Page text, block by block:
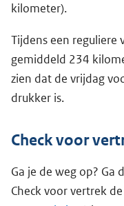
kilometer).
Tijdens een reguliere
gemiddeld 234
zien dat de vrijdag
drukker is.
Check voor
Ga je de weg op?
Check voor vertrek